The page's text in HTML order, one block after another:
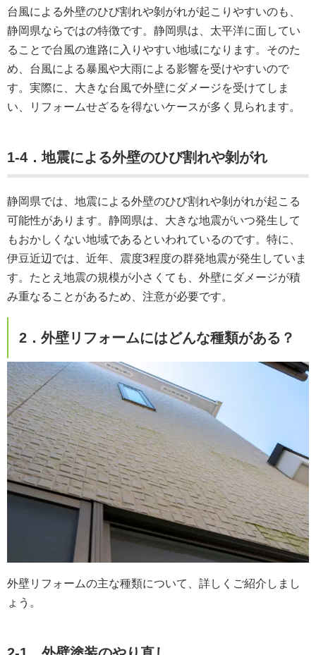
台風による外壁のひび割れや剝がれが起こりやすいのも、
静岡県ならではの特徴です。静岡県は、太平洋に面してい
ることで台風の進路に入りやすい地域になります。そのた
め、台風による暴風や大雨による影響を受けやすいので
す。実際に、大きな台風で外壁にダメージを受けてしま
い、リフォームせざるを得ないケースが多く見られます。
1-4．地震による外壁のひび割れや剝がれ
静岡県では、地震による外壁のひび割れや剝がれが起こる
可能性があります。静岡県は、大きな地震がいつ発生して
もおかしくない地域であるといわれているのです。特に、
伊豆近辺では、近年、震度3程度の群発地震が発生していま
す。たとえ地震の規模が小さくても、外壁にダメージが積
み重なることがあるため、注意が必要です。
2．外壁リフォームにはどんな種類がある？
外壁リフォームの主な種類について、詳しくご紹介しまし
ょう。